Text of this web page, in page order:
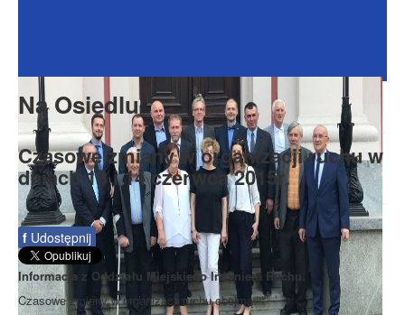
Rada Seniorów
Na Osiedlu
Czasowe zmiany w organizacji ruchu w
dniach 13 i 14 czerwca 2015r.
f Udostępnij
Informacja z Oddziału Miejskiego Inżyniera Ruchu.
Czasowe zmiany w organizacji ruchu obejmą: